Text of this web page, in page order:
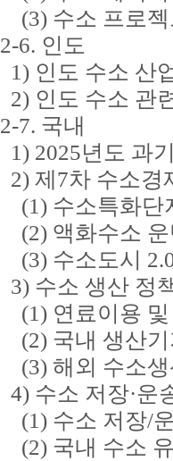
(3) 수소 프로젝
2-6. 인도
1) 인도 수소 산
2) 인도 수소 관
2-7. 국내
1) 2025년도 과
2) 제7차 수소경
(1) 수소특화단
(2) 액화수소 운
(3) 수소도시
3) 수소 생산 정
(1) 연료이용 및
(2) 국내 생산기
(3) 해외 수소생
4) 수소 저장·운
(1) 수소 저장/
(2) 국내 수소 유